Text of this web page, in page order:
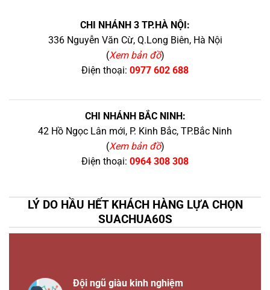
CHI NHÁNH 3 TP.HÀ NỘI:
336 Nguyễn Văn Cừ, Q.Long Biên, Hà Nội
(Xem bản đồ)
Điện thoại: 0977 602 688
CHI NHÁNH BẮC NINH:
42 Hồ Ngọc Lân mới, P. Kinh Bắc, TP.Bắc Ninh
(Xem bản đồ)
Điện thoại: 0964 308 308
LÝ DO HẦU HẾT KHÁCH HÀNG LỰA CHỌN
SUACHUA60S
Đội ngũ giàu kinh nghiệm